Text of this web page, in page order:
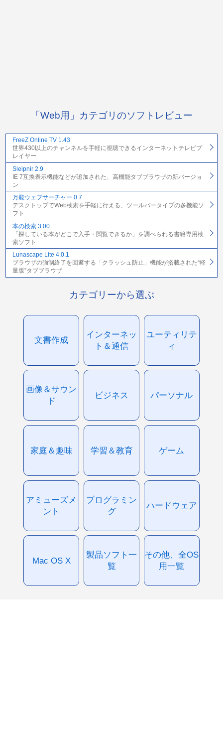
「Web用」カテゴリのソフトレビュー
FreeZ Online TV 1.43
世界430以上のチャンネルを手軽に視聴できるインターネットテレビプ
レイヤー
Sleipnir 2.9
IE 7互換表示機能などが追加された、高機能タブブラウザの新バージョ
ン
万能ウェブサーチャー 0.7
デスクトップでWeb検索を手軽に行える、ツールバータイプの多機能ソ
フト
本の検索 3.00
「探している本がどこで入手・閲覧できるか」を調べられる書籍専用検
索ソフト
Lunascape Lite 4.0.1
ブラウザの強制終了を回避する「クラッシュ防止」機能が搭載された“軽
量版”タブブラウザ
カテゴリーから選ぶ
文書作成
インターネッ
ト＆通信
ユーティリテ
ィ
画像＆サウン
ド
ビジネス パーソナル
家庭＆趣味 学習＆教育 ゲーム
アミューズメ
ント
プログラミン
グ
ハードウェア
Mac OS X
製品ソフト一
覧
その他、全OS
用一覧